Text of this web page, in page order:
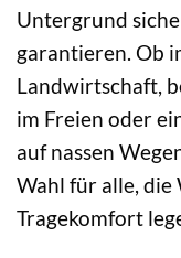
Untergrund
garantieren. Ob
Landwirtschaft,
im Freien oder
auf nassen
Wahl für alle, die
Tragekomfort